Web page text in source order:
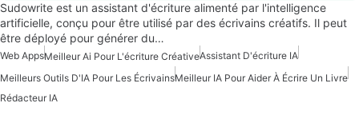
Sudowrite est un assistant d'écriture alimenté par l'intelligence
artificielle, conçu pour être utilisé par des écrivains créatifs. Il peut
être déployé pour générer du…
Web AppsMeilleur Ai Pour L'écriture CréativeAssistant D'écriture IA
Meilleurs Outils D'IA Pour Les ÉcrivainsMeilleur IA Pour Aider À Écrire Un Livre
Rédacteur IA